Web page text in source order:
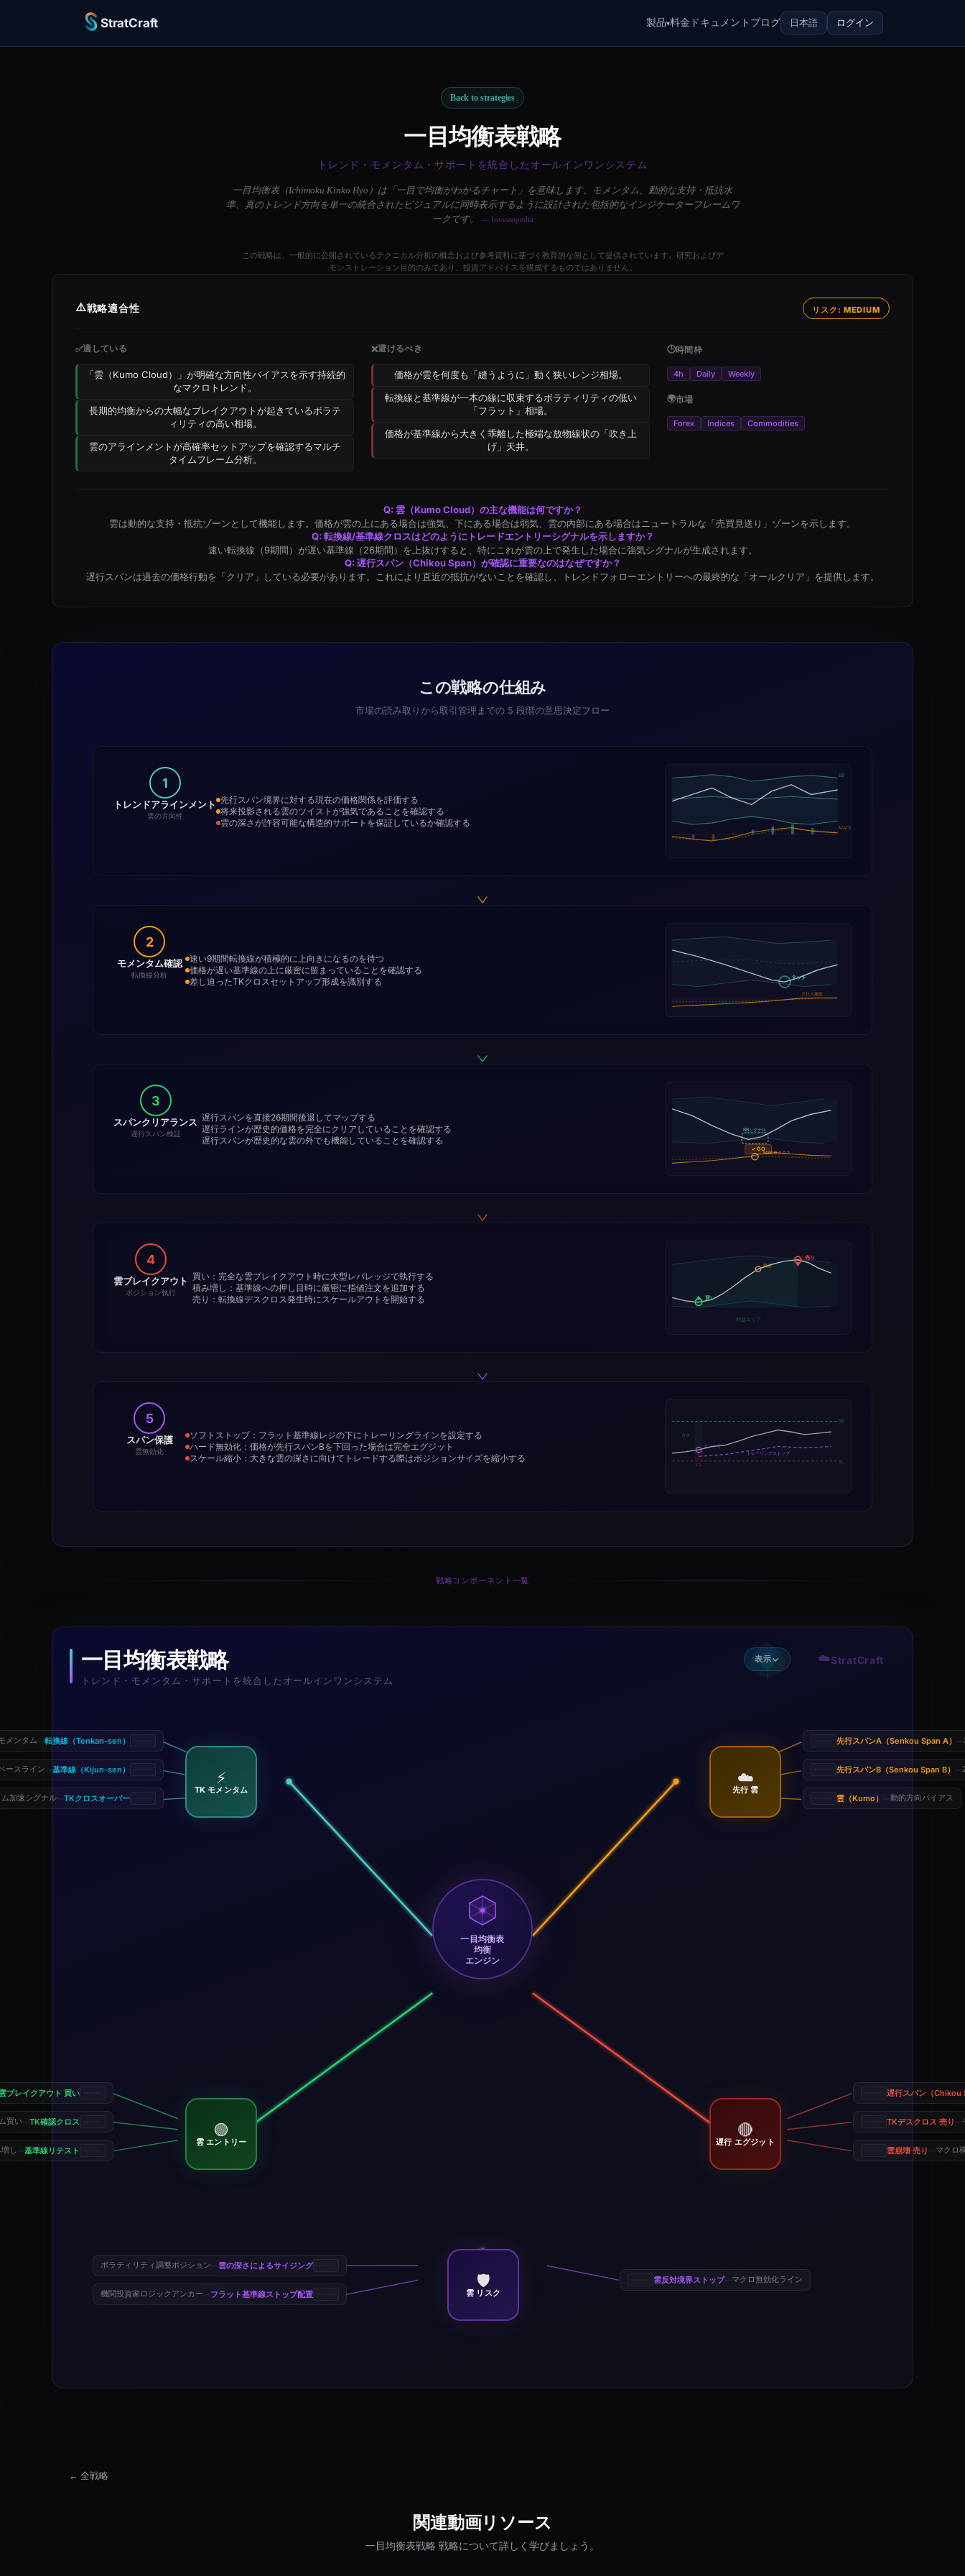
StratCraft 製品▾料金 ドキュメント ブログ 日本語 ログイン
Back to strategies
一目均衡表戦略
トレンド・モメンタム・サポートを統合したオールインワンシステム
一目均衡表（Ichimoku Kinko Hyo）は「一目で均衡がわかるチャート」を意味します。モメンタム、動的な支持・抵抗水
準、真のトレンド方向を単一の統合されたビジュアルに同時表示するように設計された包括的なインジケーターフレームワ
ークです。
— Investopedia
この戦略は、一般的に公開されているテクニカル分析の概念および参考資料に基づく教育的な例として提供されています。研究およびデ
モンストレーション目的のみであり、投資アドバイスを構成するものではありません。
⚠️戦略適合性 リスク: MEDIUM
✅適している
「雲（Kumo Cloud）」が明確な方向性バイアスを示す持続的
なマクロトレンド。
長期的均衡からの大幅なブレイクアウトが起きているボラテ
ィリティの高い相場。
雲のアラインメントが高確率セットアップを確認するマルチ
タイムフレーム分析。
❌避けるべき
価格が雲を何度も「縫うように」動く狭いレンジ相場。
転換線と基準線が一本の線に収束するボラティリティの低い
「フラット」相場。
価格が基準線から大きく乖離した極端な放物線状の「吹き上
げ」天井。
🕒時間枠
4h Daily Weekly
🌍市場
Forex Indices Commodities
Q: 雲（Kumo Cloud）の主な機能は何ですか？
雲は動的な支持・抵抗ゾーンとして機能します。価格が雲の上にある場合は強気、下にある場合は弱気、雲の内部にある場合はニュートラルな「売買見送り」ゾーンを示します。
Q: 転換線/基準線クロスはどのようにトレードエントリーシグナルを示しますか？
速い転換線（9期間）が遅い基準線（26期間）を上抜けすると、特にこれが雲の上で発生した場合に強気シグナルが生成されます。
Q: 遅行スパン（Chikou Span）が確認に重要なのはなぜですか？
遅行スパンは過去の価格行動を「クリア」している必要があります。これにより直近の抵抗がないことを確認し、トレンドフォローエントリーへの最終的な「オールクリア」を提供します。
この戦略の仕組み
市場の読み取りから取引管理までの 5 段階の意思決定フロー
1
トレンドアラインメント
雲の方向性
先行スパン境界に対する現在の価格関係を評価する
将来投影される雲のツイストが強気であることを確認する
雲の深さが許容可能な構造的サポートを保証しているか確認する
BB
MACD
2
モメンタム確認
転換線分析
速い9期間転換線が積極的に上向きになるのを待つ
価格が遅い基準線の上に厳密に留まっていることを確認する
差し迫ったTKクロスセットアップ形成を識別する
タッチ
クロス接近
3
スパンクリアランス
遅行スパン検証
遅行スパンを直接26期間後退してマップする
遅行ラインが歴史的価格を完全にクリアしていることを確認する
遅行スパンが歴史的な雲の外でも機能していることを確認する
BBシグナル
MACDクロス
✓ GO
4
雲ブレイクアウト
ポジション執行
買い：完全な雲ブレイクアウト時に大型レバレッジで執行する
積み増し：基準線への押し目時に厳密に指値注文を追加する
売り：転換線デスクロス発生時にスケールアウトを開始する
買い
部分
売り
利益エリア
5
スパン保護
雲無効化
ソフトストップ：フラット基準線レジの下にトレーリングラインを設定する
ハード無効化：価格が先行スパンBを下回った場合は完全エグジット
スケール縮小：大きな雲の深さに向けてトレードする際はポジションサイズを縮小する
エントリー
SL
TP
トレーリングストップ
2%
R:R
戦略コンポーネント一覧
一目均衡表戦略
トレンド・モメンタム・サポートを統合したオールインワンシステム
一目均衡表
均衡
エンジン
☁️StratCraft
表示
⚡
TK モメンタム
転換線（Tenkan-sen）
メンタム
基準線（Kijun-sen）
ースライン
TKクロスオーバー
加速シグナル
☁️
先行 雲
先行スパンA（Senkou Span A）
先行スパンB（Senkou Span B）
雲（Kumo） 動的方向バイアス
🟢
雲 エントリー
ブレイクアウト 買い
TK確認クロス
買い
基準線リテスト
し
🔴
遅行 エグジット
遅行スパン（Chikou
TKデスクロス 売り
雲崩壊 売り マクロ
🛡️
雲 リスク
雲の深さによるサイジング
ボラティリティ調整ポジション
フラット基準線ストップ配置
機関投資家ロジックアンカー
雲反対境界ストップ— マクロ無効化ライン
← 全戦略
関連動画リソース
一目均衡表戦略 戦略について詳しく学びましょう。